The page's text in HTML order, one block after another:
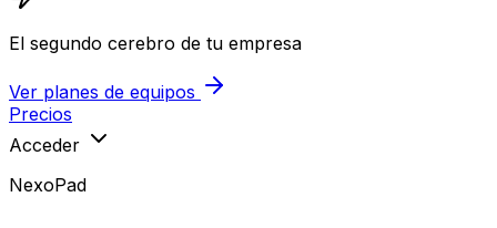
El segundo cerebro de tu empresa
Ver planes de equipos
Precios
Acceder
NexoPad